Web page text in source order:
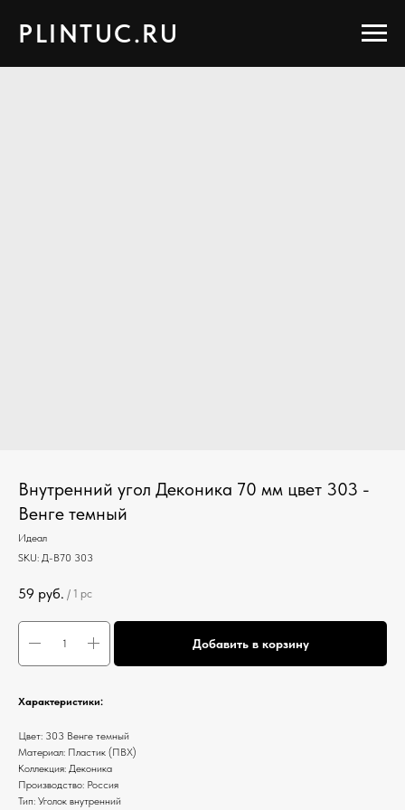
PLINTUC.RU
Внутренний угол Деконика 70 мм цвет 303 -
Венге темный
Идеал
SKU: Д-В70 303
59 руб. / 1 pc
Добавить в корзину
Характеристики:
Цвет: 303 Венге темный
Материал: Пластик (ПВХ)
Коллекция: Деконика
Производство: Россия
Тип: Уголок внутренний